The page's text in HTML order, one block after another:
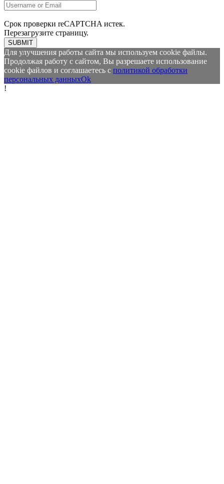
Срок проверки reCAPTCHA истек.
Перезагрузите страницу.
SUBMIT
Для улучшения работы сайта мы используем cookie файлы.
Продолжая работу с сайтом, Вы разрешаете использование
cookie файлов и соглашаетесь с политикой обработки
персональных данныхOk
!